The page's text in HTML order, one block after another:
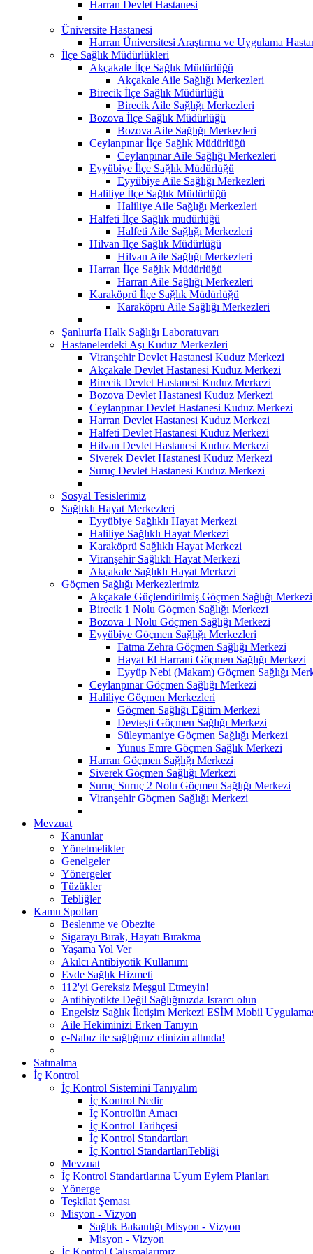
Harran Devlet Hastanesi
Üniversite Hastanesi
Harran Üniversitesi Araştırma ve Uygulama
İlçe Sağlık Müdürlükleri
Akçakale İlçe Sağlık Müdürlüğü
Akçakale Aile Sağlığı Merkezleri
Birecik İlçe Sağlık Müdürlüğü
Birecik Aile Sağlığı Merkezleri
Bozova İlçe Sağlık Müdürlüğü
Bozova Aile Sağlığı Merkezleri
Ceylanpınar İlçe Sağlık Müdürlüğü
Ceylanpınar Aile Sağlığı Merkezleri
Eyyübiye İlçe Sağlık Müdürlüğü
Eyyübiye Aile Sağlığı Merkezleri
Haliliye İlçe Sağlık Müdürlüğü
Haliliye Aile Sağlığı Merkezleri
Halfeti İlçe Sağlık müdürlüğü
Halfeti Aile Sağlığı Merkezleri
Hilvan İlçe Sağlık Müdürlüğü
Hilvan Aile Sağlığı Merkezleri
Harran İlçe Sağlık Müdürlüğü
Harran Aile Sağlığı Merkezleri
Karaköprü İlçe Sağlık Müdürlüğü
Karaköprü Aile Sağlığı Merkezleri
Şanlıurfa Halk Sağlığı Laboratuvarı
Hastanelerdeki Aşı Kuduz Merkezleri
Viranşehir Devlet Hastanesi Kuduz Merkezi
Akçakale Devlet Hastanesi Kuduz Merkezi
Birecik Devlet Hastanesi Kuduz Merkezi
Bozova Devlet Hastanesi Kuduz Merkezi
Ceylanpınar Devlet Hastanesi Kuduz Merkezi
Harran Devlet Hastanesi Kuduz Merkezi
Halfeti Devlet Hastanesi Kuduz Merkezi
Hilvan Devlet Hastanesi Kuduz Merkezi
Siverek Devlet Hastanesi Kuduz Merkezi
Suruç Devlet Hastanesi Kuduz Merkezi
Sosyal Tesislerimiz
Sağlıklı Hayat Merkezleri
Eyyübiye Sağlıklı Hayat Merkezi
Haliliye Sağlıklı Hayat Merkezi
Karaköprü Sağlıklı Hayat Merkezi
Viranşehir Sağlıklı Hayat Merkezi
Akçakale Sağlıklı Hayat Merkezi
Göçmen Sağlığı Merkezlerimiz
Akçakale Güçlendirilmiş Göçmen Sağlığı Merkezi
Birecik 1 Nolu Göçmen Sağlığı Merkezi
Bozova 1 Nolu Göçmen Sağlığı Merkezi
Eyyübiye Göçmen Sağlığı Merkezleri
Fatma Zehra Göçmen Sağlığı Merkezi
Hayat El Harrani Göçmen Sağlığı Merkezi
Eyyüp Nebi (Makam) Göçmen Sağlığı
Ceylanpınar Göçmen Sağlığı Merkezi
Haliliye Göçmen Merkezleri
Göçmen Sağlığı Eğitim Merkezi
Devteşti Göçmen Sağlığı Merkezi
Süleymaniye Göçmen Sağlığı Merkezi
Yunus Emre Göçmen Sağlık Merkezi
Harran Göçmen Sağlığı Merkezi
Siverek Göçmen Sağlığı Merkezi
Suruç Suruç 2 Nolu Göçmen Sağlığı Merkezi
Viranşehir Göçmen Sağlığı Merkezi
Mevzuat
Kanunlar
Yönetmelikler
Genelgeler
Yönergeler
Tüzükler
Tebliğler
Kamu Spotları
Beslenme ve Obezite
Sigarayı Bırak, Hayatı Bırakma
Yaşama Yol Ver
Akılcı Antibiyotik Kullanımı
Evde Sağlık Hizmeti
112'yi Gereksiz Meşgul Etmeyin!
Antibiyotikte Değil Sağlığınızda Israrcı olun
Engelsiz Sağlık İletişim Merkezi ESİM Mobil
Aile Hekiminizi Erken Tanıyın
e-Nabız ile sağlığınız elinizin altında!
Satınalma
İç Kontrol
İç Kontrol Sistemini Tanıyalım
İç Kontrol Nedir
İç Kontrolün Amacı
İç Kontrol Tarihçesi
İç Kontrol Standartları
İç Kontrol StandartlarıTebliği
Mevzuat
İç Kontrol Standartlarına Uyum Eylem Planları
Yönerge
Teşkilat Şeması
Misyon - Vizyon
Sağlık Bakanlığı Misyon - Vizyon
Misyon - Vizyon
İç Kontrol Çalışmalarımız